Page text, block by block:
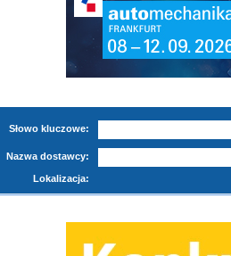
Słowo kluczowe:
Nazwa dostawcy:
Lokalizacja: